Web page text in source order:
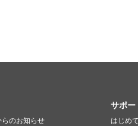
のお知らせ
サポー
はじめ